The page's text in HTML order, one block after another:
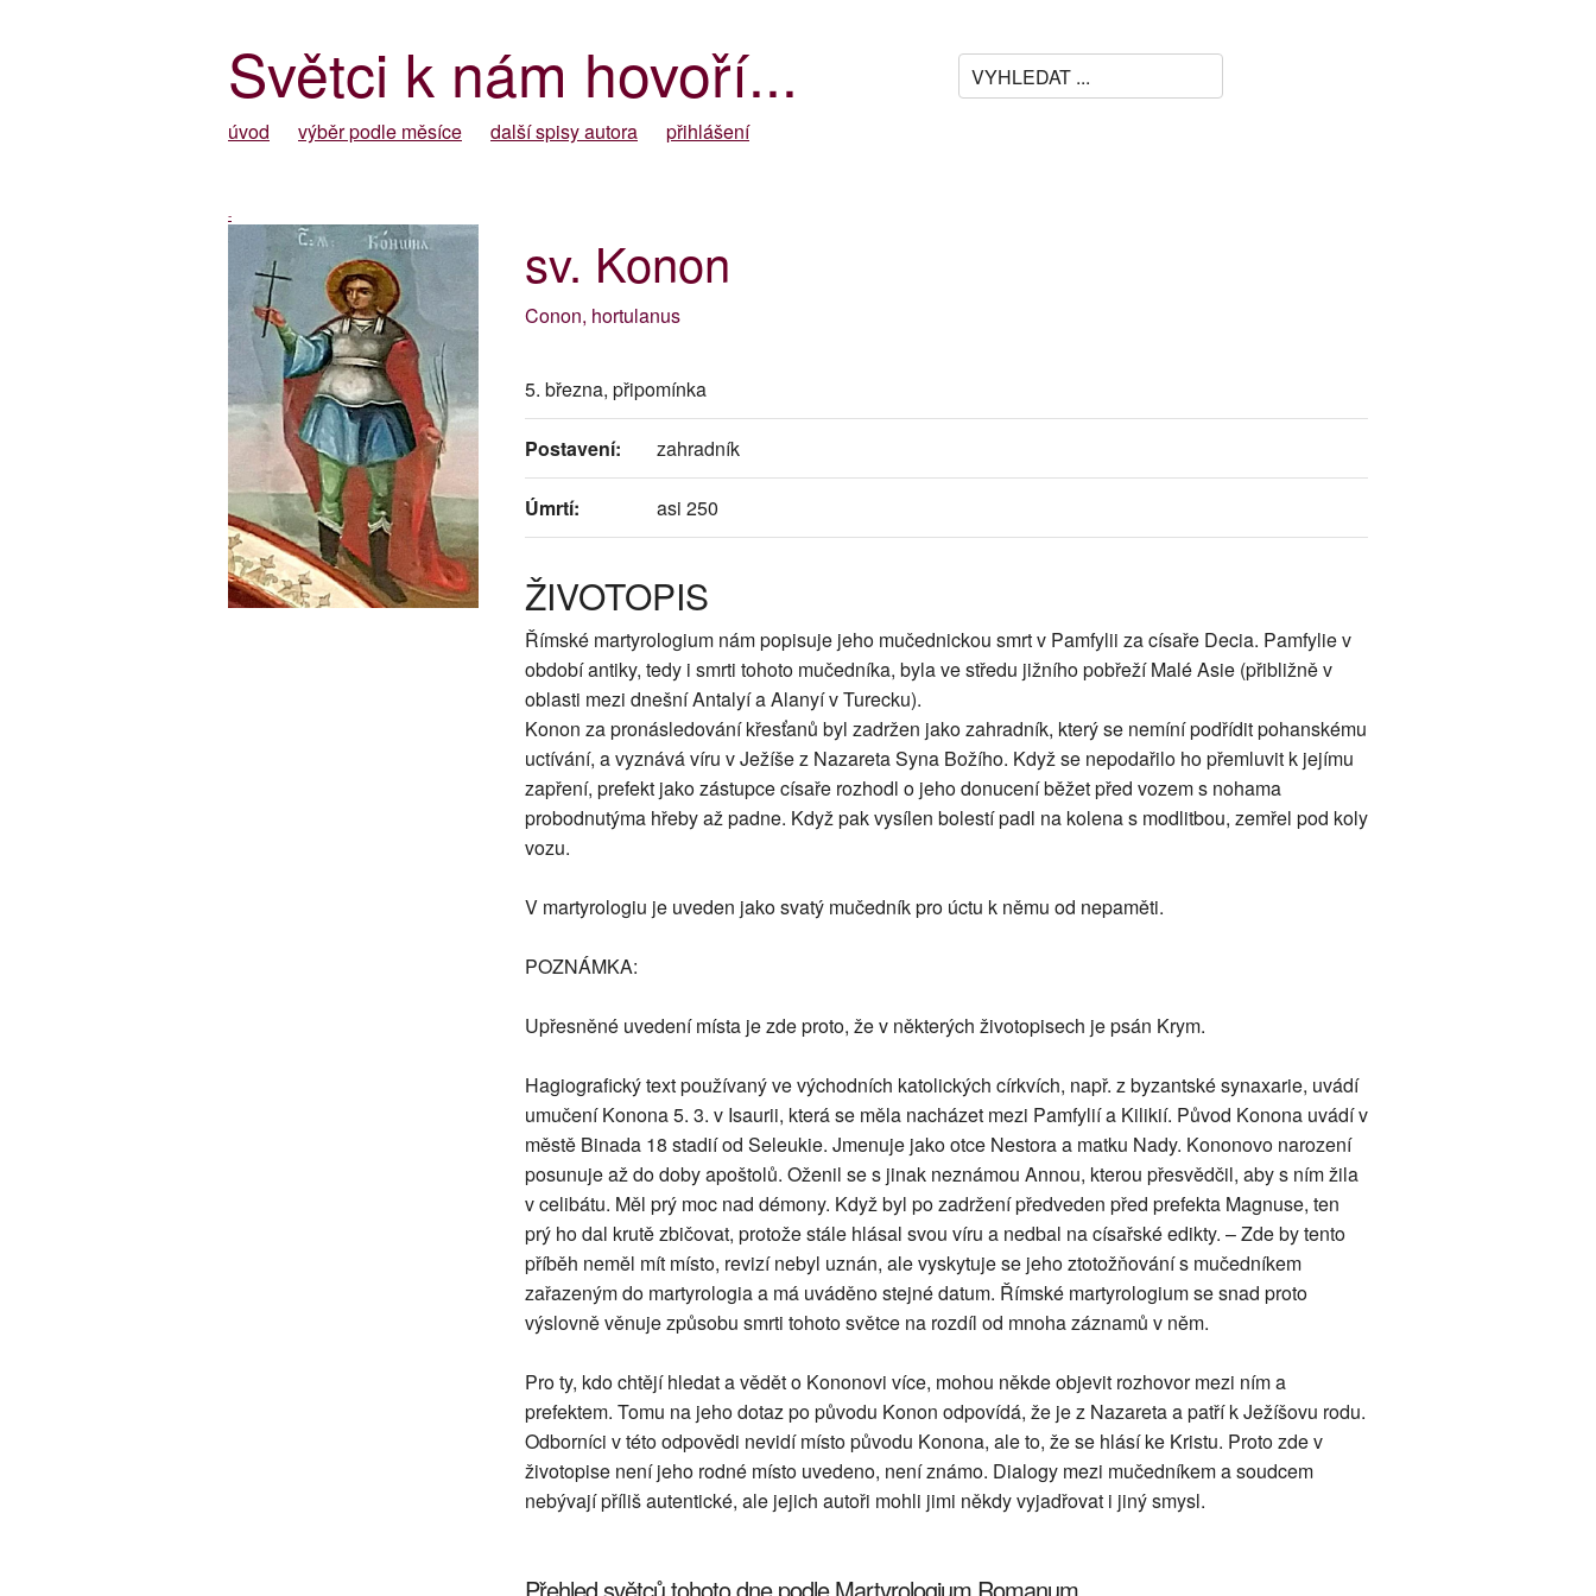
Světci k nám hovoří...
úvod výběr podle měsíce další spisy autora přihlášení
-
sv. Konon
Conon, hortulanus
5. března, připomínka
Postavení: zahradník
Úmrtí: asi 250
ŽIVOTOPIS
Římské martyrologium nám popisuje jeho mučednickou smrt v Pamfylii za císaře Decia. Pamfylie v
období antiky, tedy i smrti tohoto mučedníka, byla ve středu jižního pobřeží Malé Asie (přibližně v
oblasti mezi dnešní Antalyí a Alanyí v Turecku).
Konon za pronásledování křesťanů byl zadržen jako zahradník, který se nemíní podřídit pohanskému
uctívání, a vyznává víru v Ježíše z Nazareta Syna Božího. Když se nepodařilo ho přemluvit k jejímu
zapření, prefekt jako zástupce císaře rozhodl o jeho donucení běžet před vozem s nohama
probodnutýma hřeby až padne. Když pak vysílen bolestí padl na kolena s modlitbou, zemřel pod koly
vozu.
V martyrologiu je uveden jako svatý mučedník pro úctu k němu od nepaměti.
POZNÁMKA:
Upřesněné uvedení místa je zde proto, že v některých životopisech je psán Krym.
Hagiografický text používaný ve východních katolických církvích, např. z byzantské synaxarie, uvádí
umučení Konona 5. 3. v Isaurii, která se měla nacházet mezi Pamfylií a Kilikií. Původ Konona uvádí v
městě Binada 18 stadií od Seleukie. Jmenuje jako otce Nestora a matku Nady. Kononovo narození
posunuje až do doby apoštolů. Oženil se s jinak neznámou Annou, kterou přesvědčil, aby s ním žila
v celibátu. Měl prý moc nad démony. Když byl po zadržení předveden před prefekta Magnuse, ten
prý ho dal krutě zbičovat, protože stále hlásal svou víru a nedbal na císařské edikty. – Zde by tento
příběh neměl mít místo, revizí nebyl uznán, ale vyskytuje se jeho ztotožňování s mučedníkem
zařazeným do martyrologia a má uváděno stejné datum. Římské martyrologium se snad proto
výslovně věnuje způsobu smrti tohoto světce na rozdíl od mnoha záznamů v něm.
Pro ty, kdo chtějí hledat a vědět o Kononovi více, mohou někde objevit rozhovor mezi ním a
prefektem. Tomu na jeho dotaz po původu Konon odpovídá, že je z Nazareta a patří k Ježíšovu rodu.
Odborníci v této odpovědi nevidí místo původu Konona, ale to, že se hlásí ke Kristu. Proto zde v
životopise není jeho rodné místo uvedeno, není známo. Dialogy mezi mučedníkem a soudcem
nebývají příliš autentické, ale jejich autoři mohli jimi někdy vyjadřovat i jiný smysl.